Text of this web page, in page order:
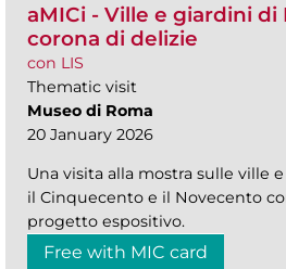
aMICi - Ville e giardini di
corona di delizie
con LIS
Thematic visit
Museo di Roma
20 January 2026
Una visita alla mostra sulle ville
il Cinquecento e il Novecento
progetto espositivo.
Free with MIC card